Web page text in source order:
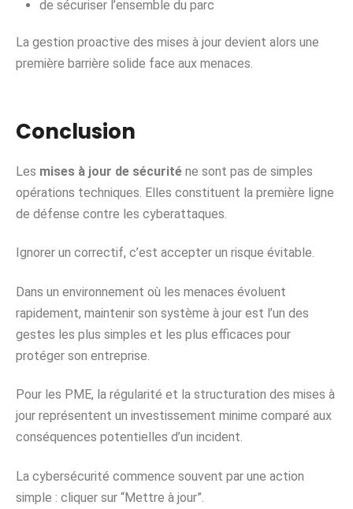
de sécuriser l’ensemble du parc
La gestion proactive des mises à jour devient alors une
première barrière solide face aux menaces.
Conclusion
Les mises à jour de sécurité ne sont pas de simples
opérations techniques. Elles constituent la première ligne
de défense contre les cyberattaques.
Ignorer un correctif, c’est accepter un risque évitable.
Dans un environnement où les menaces évoluent
rapidement, maintenir son système à jour est l’un des
gestes les plus simples et les plus efficaces pour
protéger son entreprise.
Pour les PME, la régularité et la structuration des mises à
jour représentent un investissement minime comparé aux
conséquences potentielles d’un incident.
La cybersécurité commence souvent par une action
simple : cliquer sur “Mettre à jour”.